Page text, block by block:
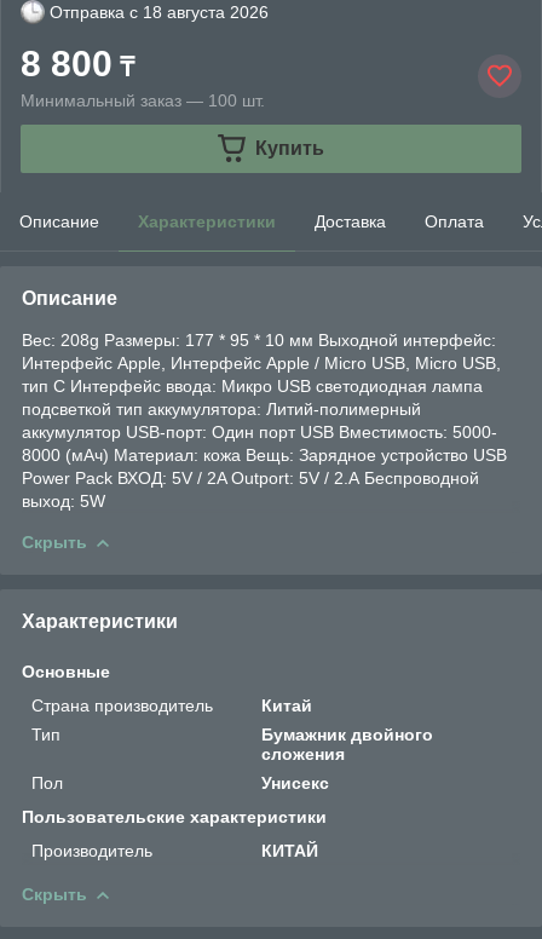
Отправка с 18 августа 2026
8 800 ₸
Минимальный заказ — 100 шт.
Купить
Описание Характеристики Доставка Оплата
Описание
Вес: 208g Размеры: 177 * 95 * 10 мм Выходной интерфейс:
Интерфейс Apple, Интерфейс Apple / Micro USB, Micro USB,
тип C Интерфейс ввода: Микро USB светодиодная лампа
подсветкой тип аккумулятора: Литий-полимерный
аккумулятор USB-порт: Один порт USB Вместимость: 5000-
8000 (мАч) Материал: кожа Вещь: Зарядное устройство USB
Power Pack ВХОД: 5V / 2A Outport: 5V / 2.А Беспроводной
выход: 5W
Скрыть
Характеристики
Основные
Страна производитель
Китай
Тип
Бумажник двойного
сложения
Пол
Унисекс
Пользовательские характеристики
Производитель
КИТАЙ
Скрыть